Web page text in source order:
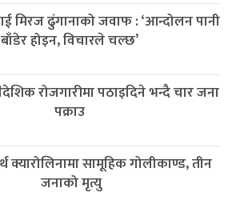
मिरज ढुंगानाको जवाफ : ‘आन्दोलन पानी
बाँडेर होइन, विचारले चल्छ’
रोजगारीमा पठाइदिने भन्दै चार जना
पक्राउ
क्यारोलिनामा सामूहिक गोलीकाण्ड, तीन
जनाको मृत्यु